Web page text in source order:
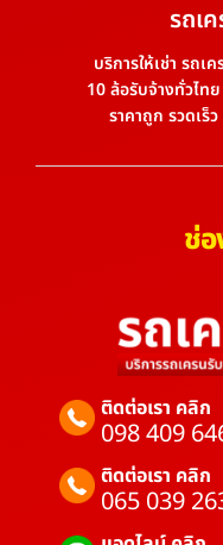
รถเ
บริการให้เช่า รถเ
10 ล้อรับจ้างทั่วไ
ราคาถูก รวดเ
ช่
ติดต่อเรา คลิก
098 409
ติดต่อเรา คลิก
065 039